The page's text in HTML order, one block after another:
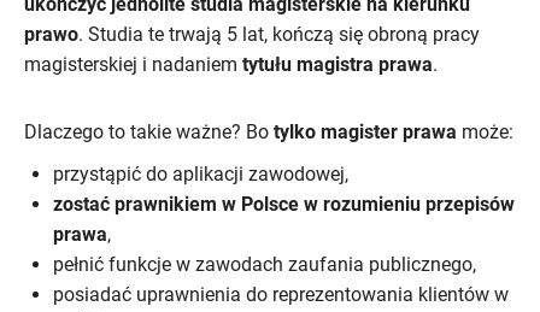
ukończyć jednolite studia magisterskie na kierunku
prawo. Studia te trwają 5 lat, kończą się obroną pracy
magisterskiej i nadaniem tytułu magistra prawa.
Dlaczego to takie ważne? Bo tylko magister prawa może:
przystąpić do aplikacji zawodowej,
zostać prawnikiem w Polsce w rozumieniu przepisów
prawa,
pełnić funkcje w zawodach zaufania publicznego,
posiadać uprawnienia do reprezentowania klientów w